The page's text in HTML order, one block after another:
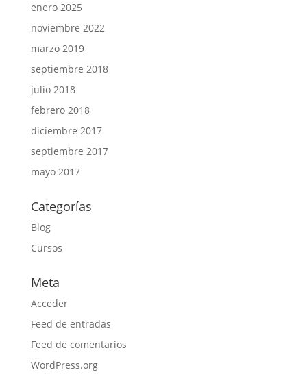
enero 2025
noviembre 2022
marzo 2019
septiembre 2018
julio 2018
febrero 2018
diciembre 2017
septiembre 2017
mayo 2017
Categorías
Blog
Cursos
Meta
Acceder
Feed de entradas
Feed de comentarios
WordPress.org